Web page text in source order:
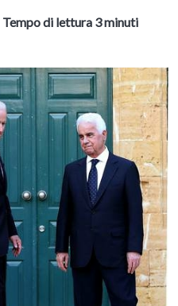
Tempo di lettura 3 minuti